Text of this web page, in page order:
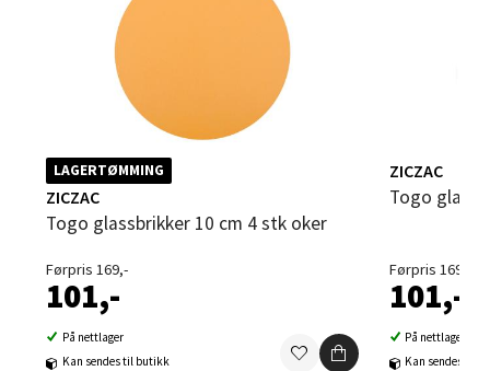
LAGERTØMMING
ZICZAC
Togo glassbrikker 10 cm 4 stk oker
Førpris 169,-
101,-
På nettlager
Kan sendes til butikk
ZICZAC
Togo
Førpris 169,-
101,-
På nettlager
Kan sendes til
Trondheim - Sirkus Shopping
Falkenborgveien 5, 7044 Trondheim
Åpent i dag 09-21
0 i butikk
Ski - Thon Senter Ski